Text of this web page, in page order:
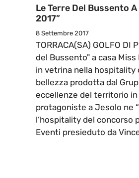
Le Terre Del Bussento
2017”
8 Settembre 2017
TORRACA(SA) GOLFO DI
del Bussento" a casa Miss
in vetrina nella hospitality
bellezza prodotta dal
eccellenze del territorio
protagoniste a Jesolo ne
l’hospitality del concorso
Eventi presieduto da